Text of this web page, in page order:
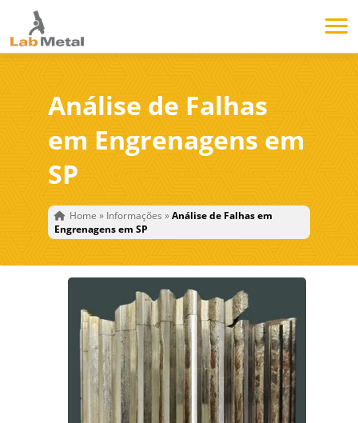
Análise de Falhas
em Engrenagens em
SP
Home » Informações »Análise de Falhas em
Engrenagens em SP